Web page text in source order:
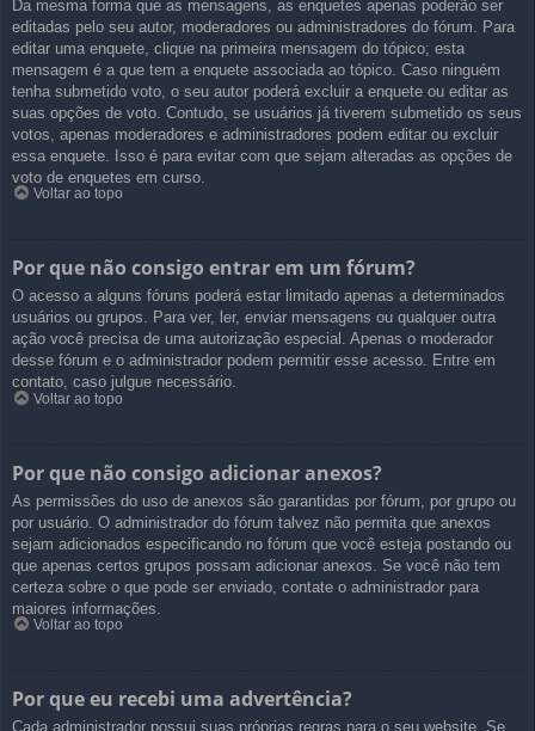
Da mesma forma que as mensagens, as enquetes apenas poderão ser
editadas pelo seu autor, moderadores ou administradores do fórum. Para
editar uma enquete, clique na primeira mensagem do tópico; esta
mensagem é a que tem a enquete associada ao tópico. Caso ninguém
tenha submetido voto, o seu autor poderá excluir a enquete ou editar as
suas opções de voto. Contudo, se usuários já tiverem submetido os seus
votos, apenas moderadores e administradores podem editar ou excluir
essa enquete. Isso é para evitar com que sejam alteradas as opções de
voto de enquetes em curso.
Voltar ao topo
Por que não consigo entrar em um fórum?
O acesso a alguns fóruns poderá estar limitado apenas a determinados
usuários ou grupos. Para ver, ler, enviar mensagens ou qualquer outra
ação você precisa de uma autorização especial. Apenas o moderador
desse fórum e o administrador podem permitir esse acesso. Entre em
contato, caso julgue necessário.
Voltar ao topo
Por que não consigo adicionar anexos?
As permissões do uso de anexos são garantidas por fórum, por grupo ou
por usuário. O administrador do fórum talvez não permita que anexos
sejam adicionados especificando no fórum que você esteja postando ou
que apenas certos grupos possam adicionar anexos. Se você não tem
certeza sobre o que pode ser enviado, contate o administrador para
maiores informações.
Voltar ao topo
Por que eu recebi uma advertência?
Cada administrador possui suas próprias regras para o seu website. Se